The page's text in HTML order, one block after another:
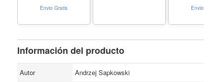
Swallow, The Lady of
Storms
Envio Gratis Envio Gratis
Información del producto
Autor
Andrzej Sapkowski